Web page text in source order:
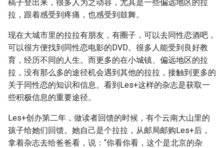
稿子登出来，很多人为之动容，尤其是一些偏远地区的拉
拉，跟着感受到疼痛，也感受到鼓舞。
现在大城市里的拉拉有朋友，有圈子，可以去同性恋酒吧，
可以很方便找到同性恋电影的DVD。很多人能受到良好教
育，经历不同的人生。而更多的在小城镇、偏远地区的拉
拉，没有那么多的途径机会遇到其他的拉拉，接触到更多的
关于同性恋的知识和信息。看到Les+这样的杂志是获取一
些积极信息的重要途径。
Les+创办第二年，做读者回馈的时候，有个云南大山里的
孩子给她们回馈。她自己是个拉拉，从邮局邮购Les+后，
拿着杂志去给爸爸看，说：“你看你看，这个是北京的杂